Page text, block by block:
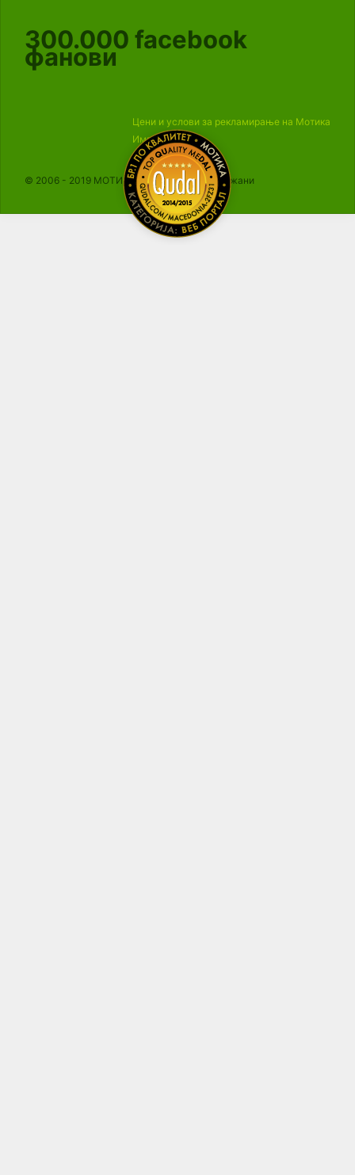
300.000 facebook
фанови
Цени и услови за рекламирање на Мотика
Импресум
© 2006 - 2019 МОТИКА, Сите права се задржани